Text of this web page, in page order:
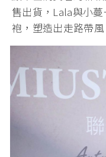
售出貨，Lala與小
袍，塑造出走路帶